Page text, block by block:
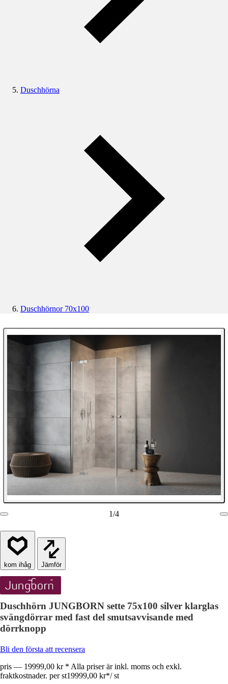
Duschhörna
Duschhörnor 70x100
1/4
Jämför
Duschhörn JUNGBORN sette 75x100 silver klarglas
svängdörrar med fast del smutsavvisande med
dörrknopp
Bli den första att recensera
pris — 19999,00 kr * Alla priser är inkl. moms och exkl.
fraktkostnader. per st19999,00 kr*/ st